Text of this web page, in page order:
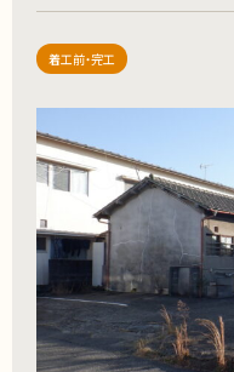
着工前・完工